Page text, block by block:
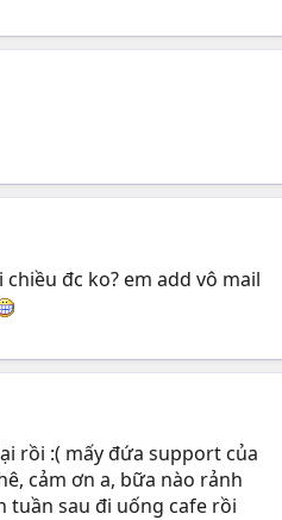
đc ko? em add vô mail
rồi :( mấy đứa support của
cảm ơn a, bữa nào rảnh
tuần sau đi uống cafe rồi